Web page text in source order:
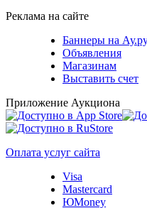
Реклама на сайте
Баннеры на
Объявления
Магазинам
Выставить счет
Приложение Аукциона
Оплата услуг сайта
Visa
Mastercard
ЮMoney